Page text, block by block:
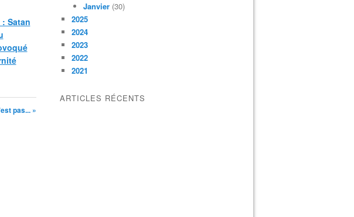
Satan
pas... »
Janvier (30)
2025
2024
2023
2022
2021
ARTICLES RÉCENTS